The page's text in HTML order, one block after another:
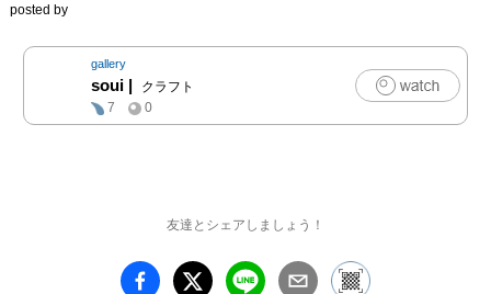
posted by
gallery
soui |
クラフト
7
0
友達とシェアしましょう！